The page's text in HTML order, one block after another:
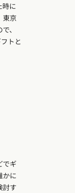
時に
東京
、
トと
でギ
かに
討す